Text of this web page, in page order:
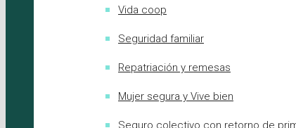
Vida coop
Seguridad familiar
Repatriación y remesas
Mujer segura y Vive bien
Seguro colectivo con retorno de